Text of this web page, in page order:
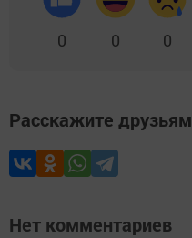
0 0 0
Расскажите друзьям
Нет комментариев